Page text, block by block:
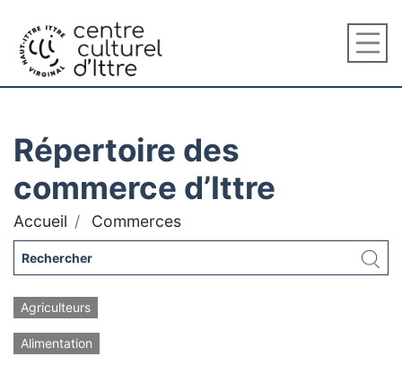
Répertoire des
commerce d’Ittre
Accueil Commerces
Agriculteurs
Alimentation